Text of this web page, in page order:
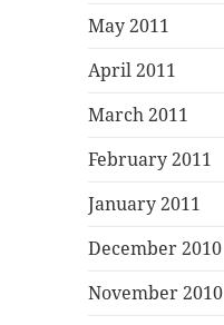
May 2011
April 2011
March 2011
February 2011
January 2011
December 2010
November 2010